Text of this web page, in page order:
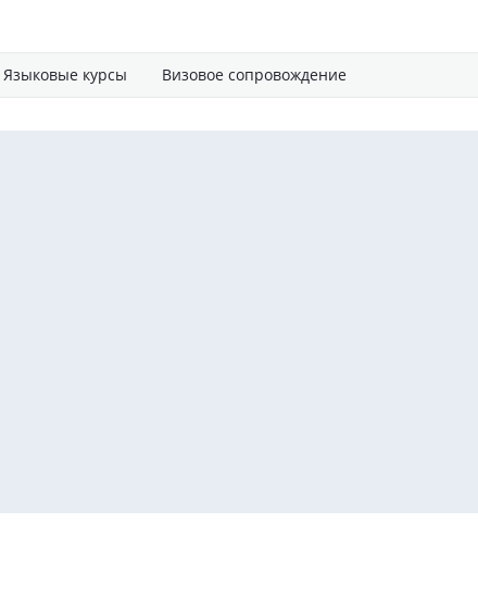
Языковые курсы Визовое сопровождение